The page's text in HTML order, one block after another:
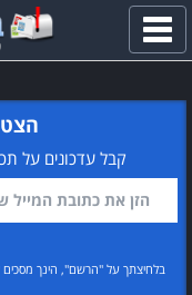
פתח
תפריט
קבל עדכונים על
בלחיצתך על "הרשם", הינך מסכים